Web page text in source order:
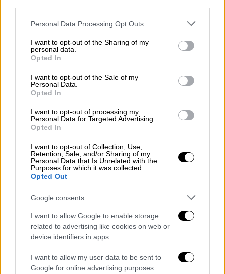
Please note that this website/app uses one or more Google
not limited to your visit or usage behaviour. You may click to
grant or deny consent to Google and its third-party tags to
use your data for below specified purposes in below Google
consent section.
Personal Data Processing Opt Outs
I want to opt-out of the Sharing of my
personal data.
Opted In
I want to opt-out of the Sale of my
Personal Data.
Opted In
I want to opt-out of processing my
Personal Data for Targeted Advertising.
Opted In
I want to opt-out of Collection, Use,
Retention, Sale, and/or Sharing of my
Personal Data that Is Unrelated with the
Purposes for which it was collected.
Opted Out
Google consents
I want to allow Google to enable storage
related to advertising like cookies on web or
device identifiers in apps.
I want to allow my user data to be sent to
Google for online advertising purposes.
Τζαβέλλα,πηγαίνοντάς μας πίσω στο 2008,
όταν δημοσιεύματα πράματιαναφέρονταν σε
την ελληνική τρομοκρατική οργάνωση.
τον ρόλο
αναφέρονταν ταονόματα των Τζορτζ
Κλούνεϊ αλλά και Νίκολας Κέϊτζ
ρόλο του τότε υπουργού δημόσιας τάξης.
Μάλιστα, τησκηνοθεσίατης ταινίας
φημολογούνταν ότιθα αναλάμβανε ο Όλιβερ
Στόουν. Τότε, το ενδιαφέρον για τη
δημιουργία παραγωγής του Χόλιγουντ, είχε
προκύψει μετά από άρθρο του Νικ Γκέιτζ ή
Νίκου Γκατζογιάννη, του συγγραφέα της
«Ελένης», το οποίο και είχε δημοσιευτεί στο